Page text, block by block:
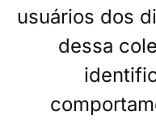
usuários dos
dessa